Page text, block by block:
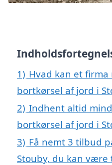
1) Hvad kan et firma
bortkørsel af jord i
2) Indhent altid
bortkørsel af jord i
3) Få nemt 3 tilbud
Stouby, du kan være